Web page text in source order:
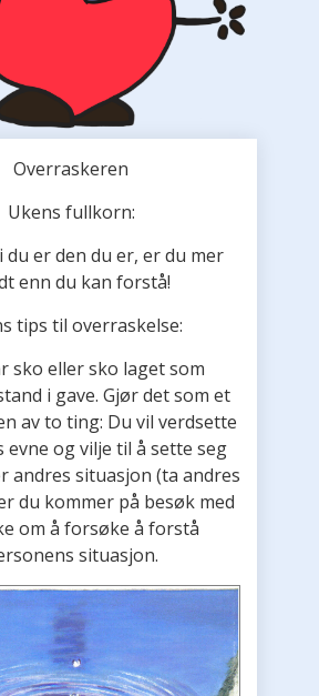
Overraskeren
Ukens fullkorn:
du er den du er, er du mer
enn du kan forstå!
tips til overraskelse:
sko eller sko laget som
i gave. Gjør det som et
av to ting: Du vil verdsette
evne og vilje til å sette seg
andres situasjon (ta andres
du kommer på besøk med
om å forsøke å forstå
situasjon.